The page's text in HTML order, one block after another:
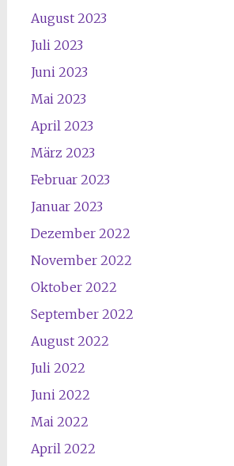
August 2023
Juli 2023
Juni 2023
Mai 2023
April 2023
März 2023
Februar 2023
Januar 2023
Dezember 2022
November 2022
Oktober 2022
September 2022
August 2022
Juli 2022
Juni 2022
Mai 2022
April 2022